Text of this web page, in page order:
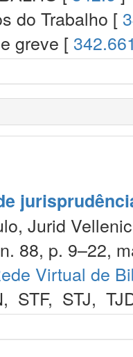
do Trabalho [
greve [
Jurid
88, p. 9–22,
Virtual de
, STF, STJ,